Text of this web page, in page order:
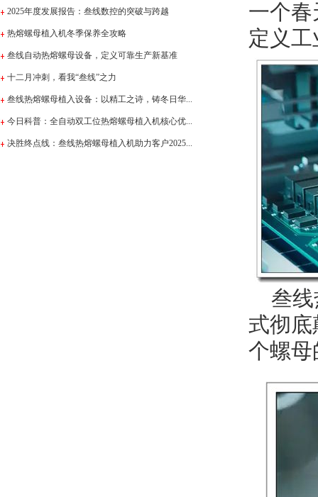
2025年度发展报告：叁线数控的突破与跨越
热熔螺母植入机冬季保养全攻略
叁线自动热熔螺母设备，定义可靠生产新基准
十二月冲刺，看我“叁线”之力
叁线热熔螺母植入设备：以精工之诗，铸冬日华...
今日科普：全自动双工位热熔螺母植入机核心优...
决胜终点线：叁线热熔螺母植入机助力客户2025...
一个春
定义
叁线
式彻
个螺母